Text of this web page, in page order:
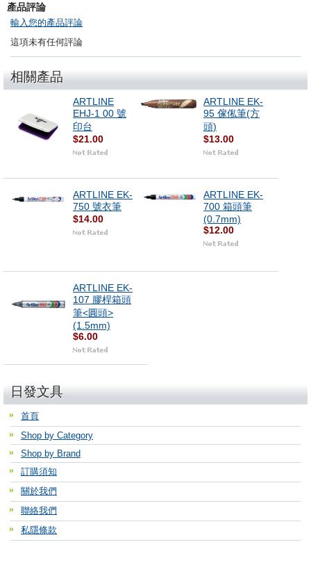
產品評論
輸入您的產品評論
這項未有任何評論
相關產品
ARTLINE
EHJ-1 00 號
印台
$21.00
ARTLINE EK-
95 傢俬筆(方
頭)
$13.00
ARTLINE EK-
750 號衣筆
$14.00
ARTLINE EK-
700 箱頭筆
(0.7mm)
$12.00
ARTLINE EK-
107 膠桿箱頭
筆<圓頭>
(1.5mm)
$6.00
日發文具
首頁
Shop by Category
Shop by Brand
訂購須知
關於我們
聯絡我們
私隱條款